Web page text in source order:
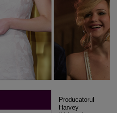
Producatorul
Harvey